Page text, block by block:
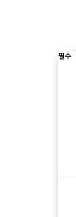
필수